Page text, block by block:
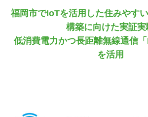
福岡市でIoTを活用した住みやす
構築に向けた実証実
低消費電力かつ長距離無線通信
を活用